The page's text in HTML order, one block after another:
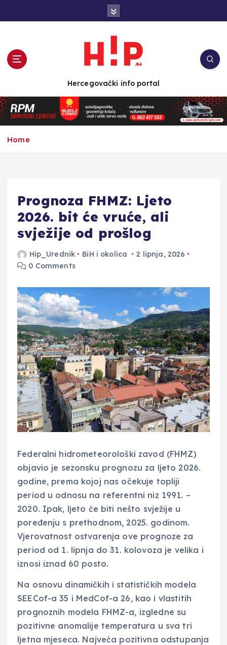
n
t
e
Hercegovački info portal
Home
Prognoza FHMZ: Ljeto
2026. bit će vruće, ali
svježije od prošlog
Hip_Urednik BiH i okolica
2 lipnja, 2026
0 Comments
Federalni hidrometeorološki zavod (FHMZ)
objavio je sezonsku prognozu za ljeto 2026.
godine, prema kojoj nas očekuje topliji
period u odnosu na referentni niz 1991. –
2020. Ipak, ljeto će biti nešto svježije u
poređenju s prethodnom, 2025. godinom.
Vjerovatnost ostvarenja ove prognoze za
period od 1. lipnja do 31. kolovoza je velika i
iznosi iznad 60 posto.
Na osnovu dinamičkih i statističkih modela
SEECof-a 35 i MedCof-a 26, kao i vlastitih
prognoznih modela FHMZ-a, izgledne su
pozitivne anomalije temperatura u sva tri
ljetna mjeseca. Najveća pozitivna odstupanja